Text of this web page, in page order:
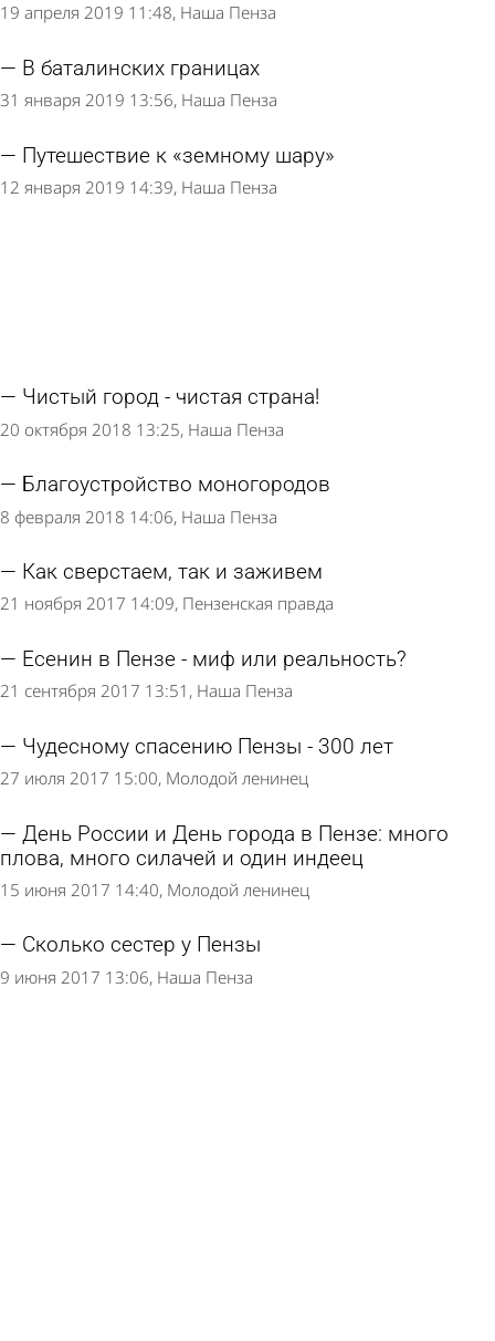
19 апреля 2019 11:48 Наша Пенза
В баталинских границах
31 января 2019 13:56 Наша Пенза
Путешествие к «земному шару»
12 января 2019 14:39 Наша Пенза
Чистый город - чистая страна!
20 октября 2018 13:25 Наша Пенза
Благоустройство моногородов
8 февраля 2018 14:06 Наша Пенза
Как сверстаем, так и заживем
21 ноября 2017 14:09 Пензенская правда
Есенин в Пензе - миф или реальность?
21 сентября 2017 13:51 Наша Пенза
Чудесному спасению Пензы - 300 лет
27 июля 2017 15:00 Молодой ленинец
День России и День города в Пензе: много
плова, много силачей и один индеец
15 июня 2017 14:40 Молодой ленинец
Сколько сестер у Пензы
9 июня 2017 13:06 Наша Пенза